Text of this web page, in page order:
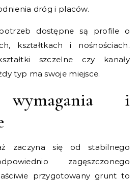
dróg i placów.
dostępne są profile o
kształtkach i nośnościach.
szczelne czy kanały
typ ma swoje miejsce.
wymagania i
zaczyna się od stabilnego
zagęszczonego
przygotowany grunt to